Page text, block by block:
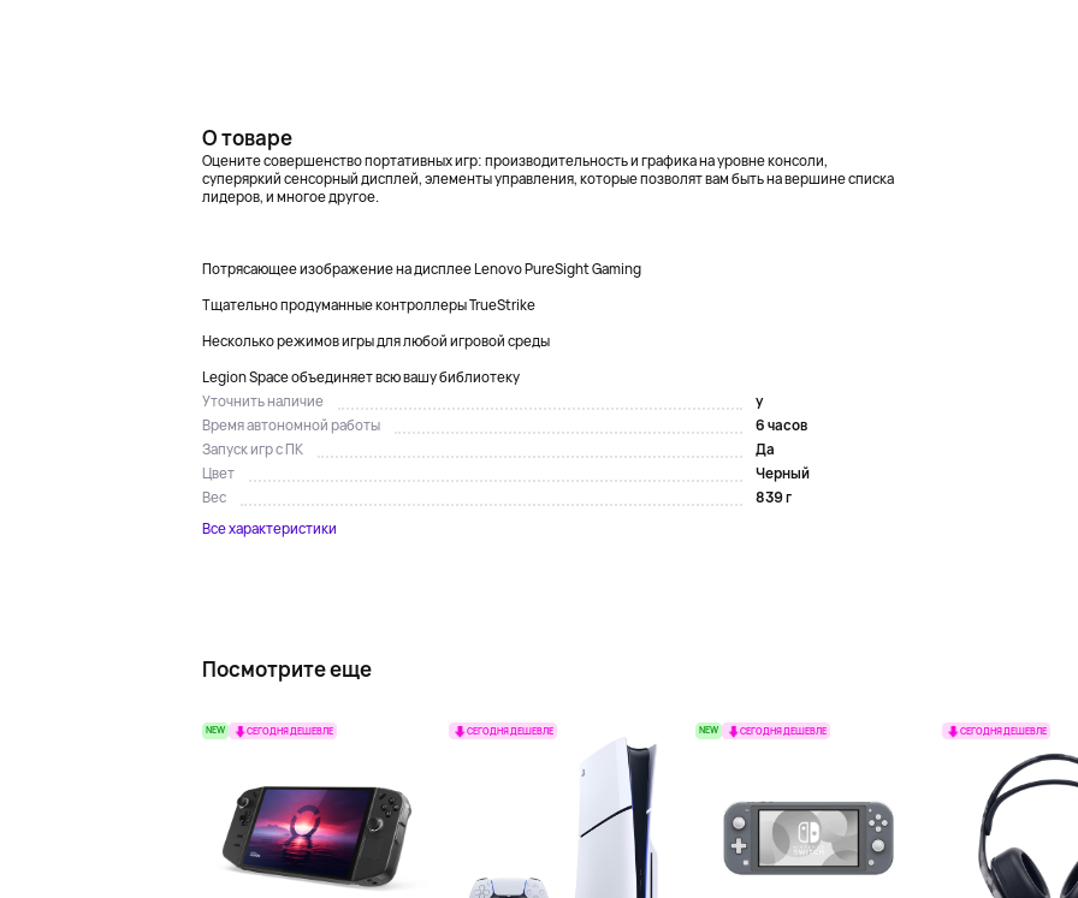
О товаре
Оцените совершенство портативных игр: производительность и графика на уровне консоли,
суперяркий сенсорный дисплей, элементы управления, которые позволят вам быть на вершине списка
лидеров, и многое другое.
Потрясающее изображение на дисплее Lenovo PureSight Gaming
Тщательно продуманные контроллеры TrueStrike
Несколько режимов игры для любой игровой среды
Legion Space объединяет всю вашу библиотеку
Уточнить наличие
y
Время автономной работы
6 часов
Запуск игр с ПК
Да
Цвет
Черный
Вес
839 г
Все характеристики
Посмотрите еще
NEW СЕГОДНЯ ДЕШЕВЛЕ СЕГОДНЯ ДЕШЕВЛЕ NEW СЕГОДНЯ ДЕШЕВЛЕ СЕГОДНЯ ДЕШЕВЛЕ